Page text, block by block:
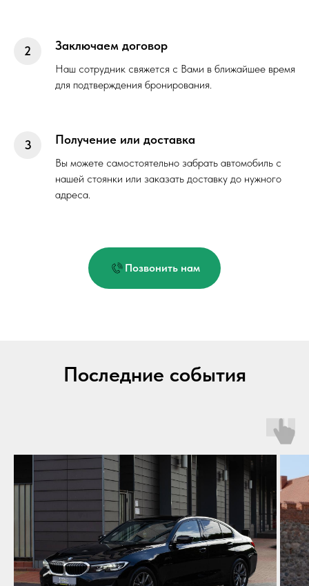
Заключаем договор
Наш сотрудник свяжется с Вами в ближайшее время
для подтверждения бронирования.
Получение или доставка
Вы можете самостоятельно забрать автомобиль с
нашей стоянки или заказать доставку до нужного
адреса.
Позвонить нам
Последние события